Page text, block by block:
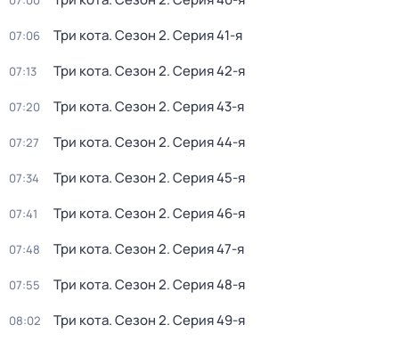
07:06 Три кота. Сезон 2. Серия 41-я
07:13 Три кота. Сезон 2. Серия 42-я
07:20 Три кота. Сезон 2. Серия 43-я
07:27 Три кота. Сезон 2. Серия 44-я
07:34 Три кота. Сезон 2. Серия 45-я
07:41 Три кота. Сезон 2. Серия 46-я
07:48 Три кота. Сезон 2. Серия 47-я
07:55 Три кота. Сезон 2. Серия 48-я
08:02 Три кота. Сезон 2. Серия 49-я